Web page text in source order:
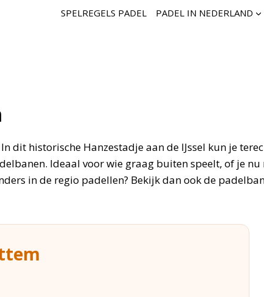
SPELREGELS PADEL PADEL IN NEDERLAND
dit historische Hanzestadje aan de IJssel kun je
Ideaal voor wie graag buiten speelt, of je
in de regio padellen? Bekijk dan ook de